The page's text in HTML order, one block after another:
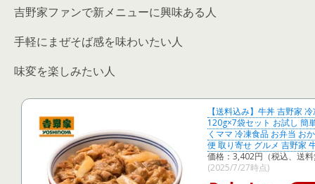
吉野家ファンで新メニューに興味ある人
手軽にまぜそば感を味わいたい人
味変を楽しみたい人
【送料込み】牛丼 吉野家
120g×7袋セット お試し 簡
くママ 冷凍食品 お弁当 お
便 取り寄せ グルメ 吉野家
価格：3,402円（税込、送
(2025/7/27時点)